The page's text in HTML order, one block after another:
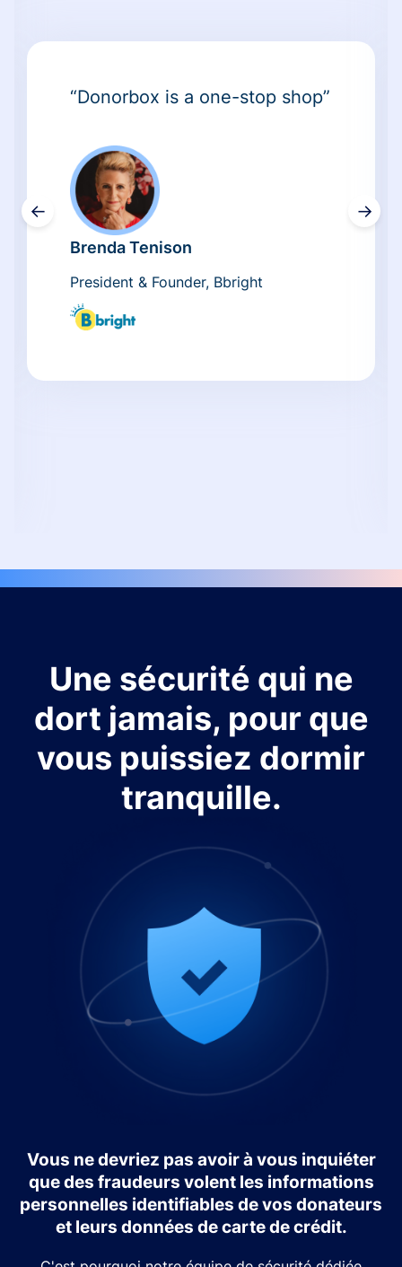
←
“Donorbox is a one-stop shop”
Brenda Tenison
President & Founder, Bbright
→
Une sécurité qui ne
dort jamais, pour que
vous puissiez dormir
tranquille.
Vous ne devriez pas avoir à vous inquiéter
que des fraudeurs volent les informations
personnelles identifiables de vos donateurs
et leurs données de carte de crédit.